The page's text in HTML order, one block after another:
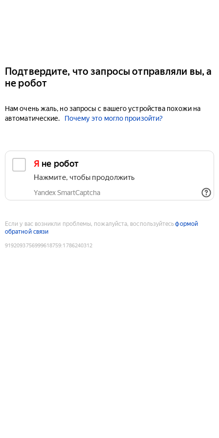
Подтвердите, что запросы отправляли вы, а
не робот
Нам очень жаль, но запросы с вашего устройства похожи на
автоматические.
Почему это могло произойти?
Я не робот
Нажмите, чтобы продолжить
Yandex SmartCaptcha
Если у вас возникли проблемы, пожалуйста, воспользуйтесьформой
обратной связи
9192093756999618759:1786240312